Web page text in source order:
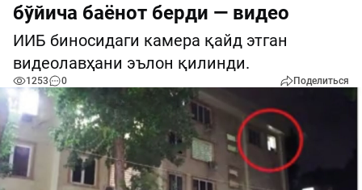
бўйича баёнот берди — видео
ИИБ биносидаги камера қайд этган
видеолавҳани эълон қилинди.
1253 0 Поделиться